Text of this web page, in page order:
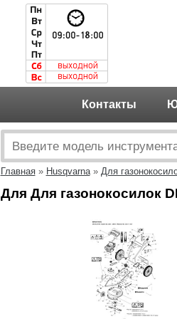
Контакты
Главная» Husqvarna» Для
Для Для газонокосилок